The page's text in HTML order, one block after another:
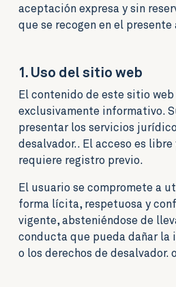
aceptación expresa y sin
que se recogen en el presente
1. Uso del sitio web
El contenido de este sitio
exclusivamente informativo.
presentar los servicios
desalvador.. El acceso es
requiere registro previo.
El usuario se compromete a
forma lícita, respetuosa y
vigente, absteniéndose de
conducta que pueda dañar la
o los derechos de desalvador.